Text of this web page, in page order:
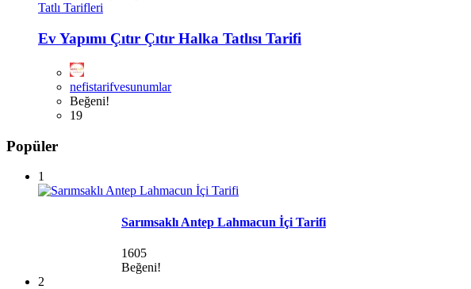
Tatlı Tarifleri
Ev Yapımı Çıtır Çıtır Halka Tatlısı Tarifi
nefistarifvesunumlar
Beğeni!
19
Popüler
1
Sarımsaklı Antep Lahmacun İçi Tarifi
1605
Beğeni!
2